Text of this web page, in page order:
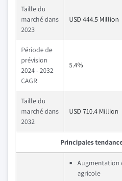
Taille du
marché dans
2023
USD 444.5 Million
Période de
prévision
2024 - 2032
CAGR
5.4%
Taille du
marché dans
2032
USD 710.4 Million
Principales
Augmentation
agricole